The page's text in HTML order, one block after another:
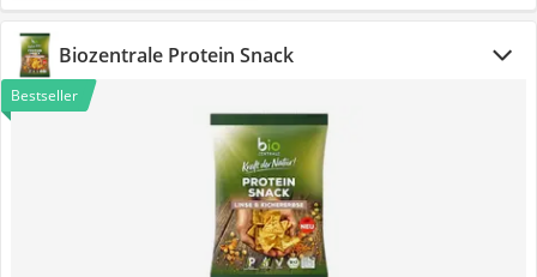
Biozentrale Protein Snack
Bestseller